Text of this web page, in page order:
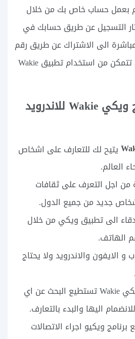
بعمل حساب خاص بك من خلال
التسجيل عن طريق حسابك في
الى الاشتراك عن طريق رقم
الهاتف الخاص بك حتى تتمكن من استخدام تطبيق Wakie
ميزات تنزيل برنامج ويكي Wakie للاندرويد
يتيح لك للتعارف على اشخاص
العالم.
من اجل التعرف على ثقافات
جديد من جميع الدول.
الى تطبيق ويكي من خلال
الهاتف.
الايفون والاندرويد ولا يحتاج
من خلال برنامج ويكي Wakie تستطيع البحث عن اي
اليها والبدء بالتعارف.
ويكيو اجراء الاتصالات